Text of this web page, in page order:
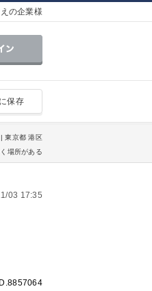
の企業様
保存
東京都 港区
場所がある
03 17:35